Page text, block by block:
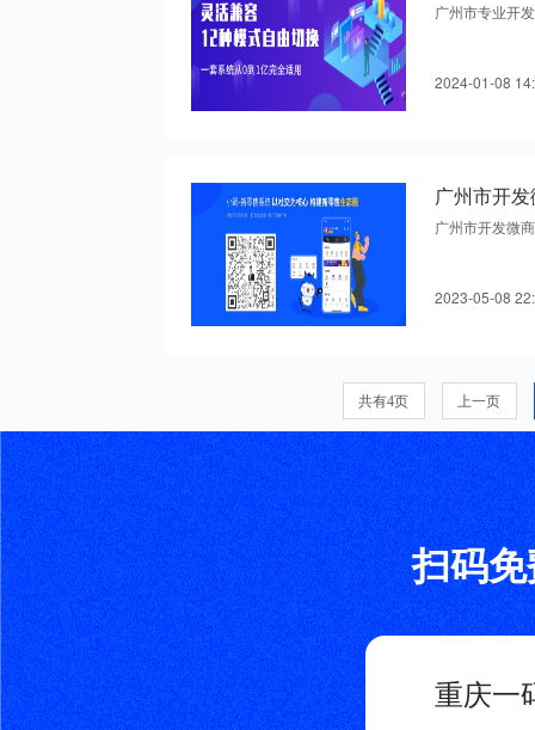
广州市专业开
2024-01-08
广州市开发微
2023-05-08
共有4页 上一页
扫码
重庆一